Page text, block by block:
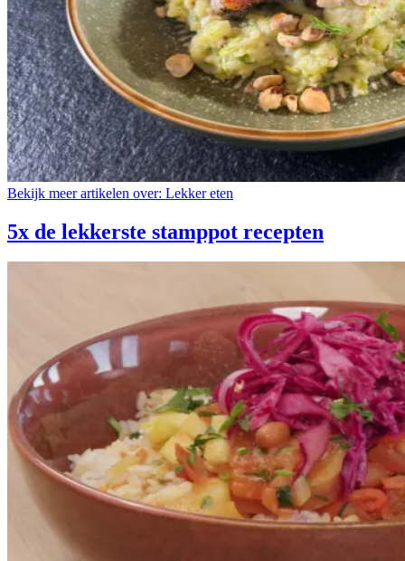
Bekijk meer artikelen over: Lekker eten
5x de lekkerste stamppot recepten